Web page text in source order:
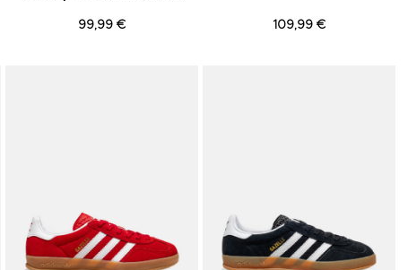
99,99 € 109,99 €